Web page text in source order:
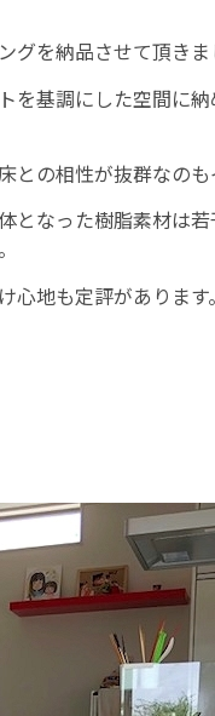
グを納品させて頂きま
を基調にした空間に
との相性が抜群なのも
となった樹脂素材は
心地も定評があります。